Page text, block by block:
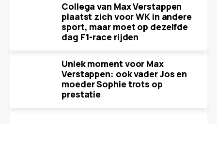
Collega van Max Verstappen
plaatst zich voor WK in andere
sport, maar moet op dezelfde
dag F1-race rijden
Uniek moment voor Max
Verstappen: ook vader Jos en
moeder Sophie trots op
prestatie